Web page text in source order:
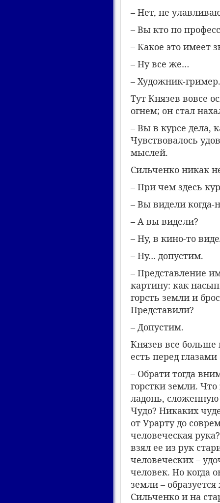
– Нет, не
– Вы кто по
– Какое это имеет
– Ну все же…
– Художник-гример.
Тут Князев вовсе
огнем; он стал
– Вы в курсе дела,
Чувствовалось
мыслей.
Сильченко никак
– При чем здесь
– Вы видели
– А вы видели?
– Ну, в кино-то
– Ну… допустим.
– Представление
картину: как
горсть земли и
Представили?
– Допустим.
Князев все больше
есть перед
– Обрати тогда
горстки земли.
ладонь, сложенную
Чудо? Никаких
от Урарту до
человеческая
взял ее из рук
человеческих –
человек. Но когда
земли –
Сильченко и на